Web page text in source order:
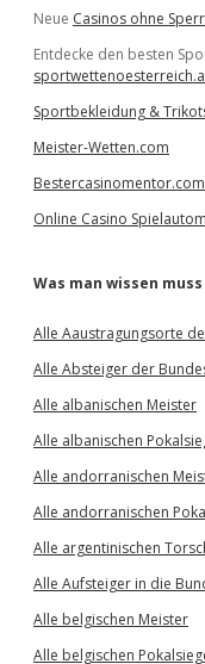
Neue Casinos ohne
Entdecke den besten
Sportbekleidung &
Meister-Wetten.com
Bestercasinomentor.com
Online Casino
Was man wissen muss
Alle Aaustragungsorte
Alle Absteiger der
Alle albanischen Meister
Alle albanischen
Alle andorranischen
Alle andorranischen
Alle argentinischen
Alle Aufsteiger in die
Alle belgischen Meister
Alle belgischen